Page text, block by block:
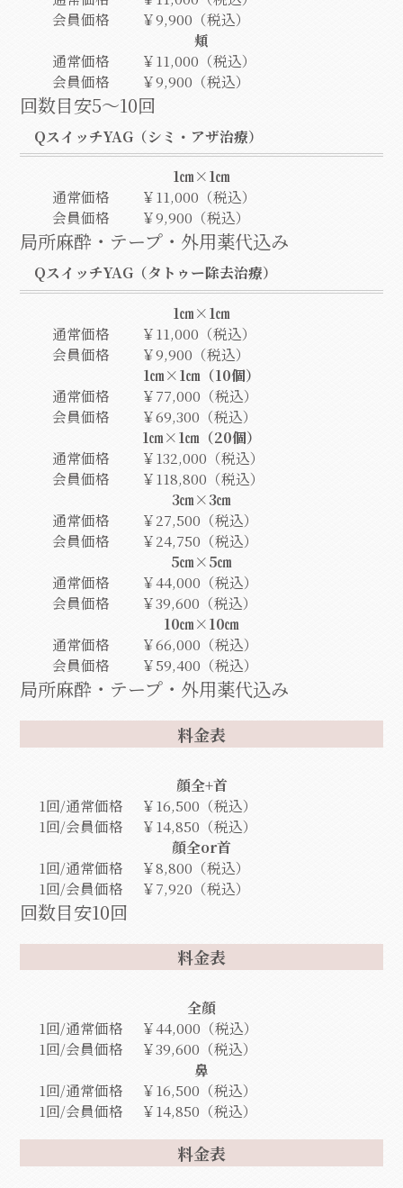
会員価格
￥9,900（税込）
頬
通常価格
￥11,000（税込）
会員価格
￥9,900（税込）
回数目安5～10回
QスイッチYAG（シミ・アザ治療）
1㎝×1㎝
通常価格
￥11,000（税込）
会員価格
￥9,900（税込）
局所麻酔・テープ・外用薬代込み
QスイッチYAG（タトゥー除去治療）
1㎝×1㎝
通常価格
￥11,000（税込）
会員価格
￥9,900（税込）
1㎝×1㎝（10個）
通常価格
￥77,000（税込）
会員価格
￥69,300（税込）
1㎝×1㎝（20個）
通常価格
￥132,000（税込）
会員価格
￥118,800（税込）
3㎝×3㎝
通常価格
￥27,500（税込）
会員価格
￥24,750（税込）
5㎝×5㎝
通常価格
￥44,000（税込）
会員価格
￥39,600（税込）
10㎝×10㎝
通常価格
￥66,000（税込）
会員価格
￥59,400（税込）
局所麻酔・テープ・外用薬代込み
料金表
顔全+首
1回/通常価格
￥16,500（税込）
1回/会員価格
￥14,850（税込）
顔全or首
1回/通常価格
￥8,800（税込）
1回/会員価格
￥7,920（税込）
回数目安10回
料金表
全顔
1回/通常価格
￥44,000（税込）
1回/会員価格
￥39,600（税込）
鼻
1回/通常価格
￥16,500（税込）
1回/会員価格
￥14,850（税込）
料金表